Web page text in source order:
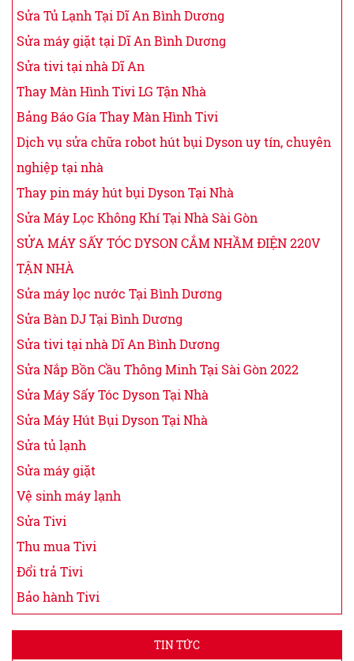
Sửa Tủ Lạnh Tại Dĩ An Bình Dương
Sửa máy giặt tại Dĩ An Bình Dương
Sửa tivi tại nhà Dĩ An
Thay Màn Hình Tivi LG Tận Nhà
Bảng Báo Gía Thay Màn Hình Tivi
Dịch vụ sửa chữa robot hút bụi Dyson uy tín, chuyên
nghiệp tại nhà
Thay pin máy hút bụi Dyson Tại Nhà
Sửa Máy Lọc Không Khí Tại Nhà Sài Gòn
SỬA MÁY SẤY TÓC DYSON CẮM NHẦM ĐIỆN 220V
TẬN NHÀ
Sửa máy lọc nước Tại Bình Dương
Sửa Bàn DJ Tại Bình Dương
Sửa tivi tại nhà Dĩ An Bình Dương
Sửa Nắp Bồn Cầu Thông Minh Tại Sài Gòn 2022
Sửa Máy Sấy Tóc Dyson Tại Nhà
Sửa Máy Hút Bụi Dyson Tại Nhà
Sửa tủ lạnh
Sửa máy giặt
Vệ sinh máy lạnh
Sửa Tivi
Thu mua Tivi
Đổi trả Tivi
Bảo hành Tivi
TIN TỨC